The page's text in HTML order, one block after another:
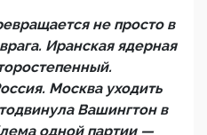
не просто в
Иранская ядерная
Москва уходить
Вашингтон в
одной партии —